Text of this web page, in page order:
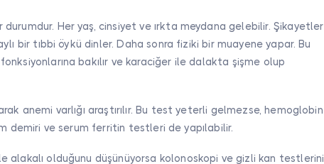
Her yaş, cinsiyet ve ırkta meydana gelebilir. Şikayetler
bir tıbbi öykü dinler. Daha sonra fiziki bir muayene yapar. Bu
bakılır ve karaciğer ile dalakta şişme olup
anemi varlığı araştırılır. Bu test yeterli gelmezse, hemoglobin
demiri ve serum ferritin testleri de yapılabilir.
alakalı olduğunu düşünüyorsa kolonoskopi ve gizli kan testlerini